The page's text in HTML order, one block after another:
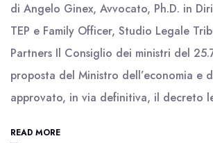
di Angelo Ginex, Avvocato, Ph.D. in
TEP e Family Officer, Studio Legale
Partners Il Consiglio dei ministri del
proposta del Ministro dell’economia e
approvato, in via definitiva, il decreto
READ MORE